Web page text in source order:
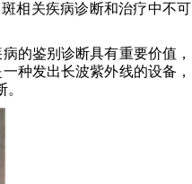
相关疾病诊断和治疗中不可
的鉴别诊断具有重要价值，
种发出长波紫外线的设备，